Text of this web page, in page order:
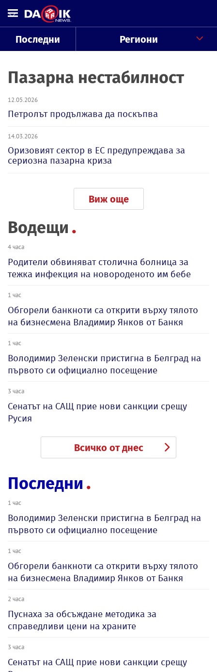
Последни Региони
Пазарна нестабилност
12.05.2026
Петролът продължава да поскъпва
14.03.2026
Оризовият сектор в ЕС предупреждава за
сериозна пазарна криза
Виж още
Водещи
4 часа
Родители обвиняват столична болница за
тежка инфекция на новороденото им бебе
1 час
Обгорели банкноти са открити върху тялото
на бизнесмена Владимир Янков от Банкя
1 час
Володимир Зеленски пристигна в Белград на
първото си официално посещение
3 часа
Сенатът на САЩ прие нови санкции срещу
Русия
Всичко от днес
Последни
1 час
Володимир Зеленски пристигна в Белград на
първото си официално посещение
1 час
Обгорели банкноти са открити върху тялото
на бизнесмена Владимир Янков от Банкя
2 часа
Пуснаха за обсъждане методика за
справедливи цени на храните
3 часа
Сенатът на САЩ прие нови санкции срещу